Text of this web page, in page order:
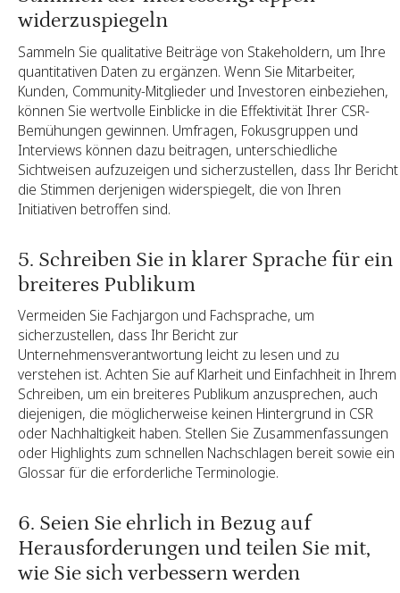
widerzuspiegeln
Sammeln Sie qualitative Beiträge von Stakeholdern, um Ihre
quantitativen Daten zu ergänzen. Wenn Sie Mitarbeiter,
Kunden, Community-Mitglieder und Investoren einbeziehen,
können Sie wertvolle Einblicke in die Effektivität Ihrer CSR-
Bemühungen gewinnen. Umfragen, Fokusgruppen und
Interviews können dazu beitragen, unterschiedliche
Sichtweisen aufzuzeigen und sicherzustellen, dass Ihr Bericht
die Stimmen derjenigen widerspiegelt, die von Ihren
Initiativen betroffen sind.
5. Schreiben Sie in klarer Sprache für ein
breiteres Publikum
Vermeiden Sie Fachjargon und Fachsprache, um
sicherzustellen, dass Ihr Bericht zur
Unternehmensverantwortung leicht zu lesen und zu
verstehen ist. Achten Sie auf Klarheit und Einfachheit in Ihrem
Schreiben, um ein breiteres Publikum anzusprechen, auch
diejenigen, die möglicherweise keinen Hintergrund in CSR
oder Nachhaltigkeit haben. Stellen Sie Zusammenfassungen
oder Highlights zum schnellen Nachschlagen bereit sowie ein
Glossar für die erforderliche Terminologie.
6. Seien Sie ehrlich in Bezug auf
Herausforderungen und teilen Sie mit,
wie Sie sich verbessern werden